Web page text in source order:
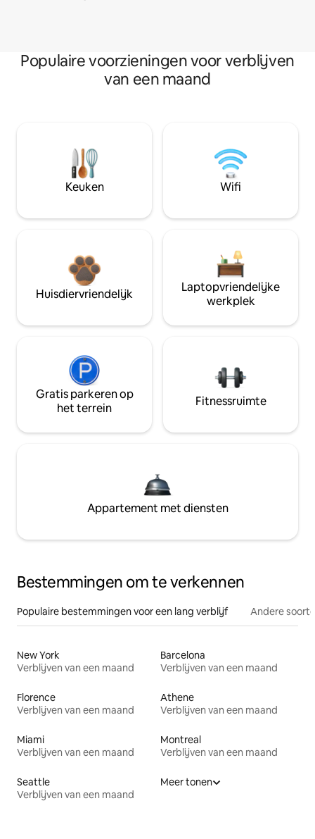
Populaire voorzieningen voor verblijven
van een maand
Keuken Wifi
Huisdiervriendelijk
Laptopvriendelijke
werkplek
Gratis parkeren op
het terrein
Fitnessruimte
Appartement met diensten
Bestemmingen om te verkennen
Populaire bestemmingen voor een lang verblijf Andere
New York
Verblijven van een maand
Barcelona
Verblijven van een maand
Florence
Verblijven van een maand
Athene
Verblijven van een maand
Miami
Verblijven van een maand
Montreal
Verblijven van een maand
Seattle
Verblijven van een maand
Meer tonen